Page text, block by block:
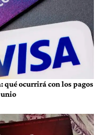
qué ocurrirá con los pagos